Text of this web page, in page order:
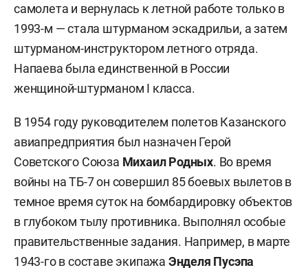
самолета и вернулась к летной работе только в
1993-м — стала штурманом эскадрильи, а затем
штурманом-инструктором летного отряда.
Напаева была единственной в России
женщиной-штурманом I класса.
В 1954 году руководителем полетов Казанского
авиапредприятия был назначен Герой
Советского Союза Михаил Родных. Во время
войны на ТБ-7 он совершил 85 боевых вылетов в
темное время суток на бомбардировку объектов
в глубоком тылу противника. Выполнял особые
правительственные задания. Например, в марте
1943-го в составе экипажа Энделя Пусэпа